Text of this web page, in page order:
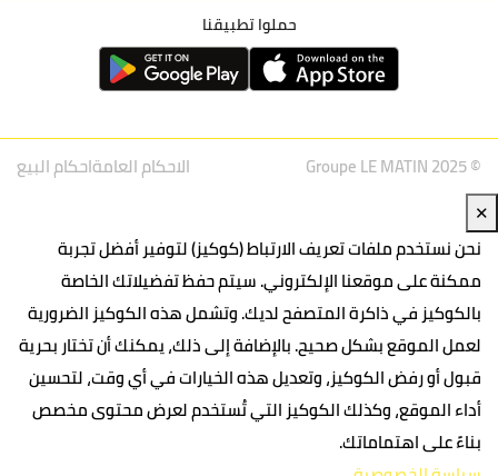
حملوا تطبيقنا
© Groupe LE MATIN 2025 الاحكام العامةاحكام البيع
✕
نحن نستخدم ملفات تعريف الارتباط (كوكيز) لتوفير أفضل تجربة
ممكنة على موقعنا الإلكتروني. سيتم حفظ تفضيلاتك الخاصة
بالكوكيز في ذاكرة المتصفح لديك. وتشمل هذه الكوكيز الضرورية
لعمل الموقع بشكل صحيح. بالإضافة إلى ذلك، يمكنك أن تختار بحرية
قبول أو رفض الكوكيز، وتعديل هذه الخيارات في أي وقت، لتحسين
أداء الموقع، وكذلك الكوكيز التي تُستخدم لعرض محتوى مخصص
بناءً على اهتماماتك.